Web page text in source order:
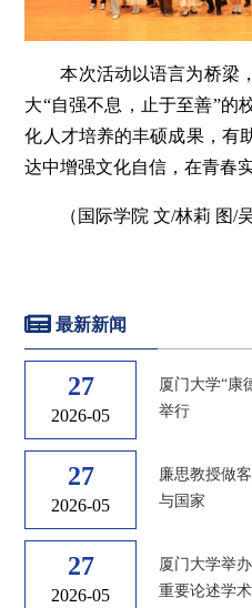
本次活动以语言为桥梁
大“自强不息，止于至善”的
化人才培养的丰硕成果，有
达中增强文化自信，在青春
（国际学院 文/林莉 图/
最新新闻
27
2026-05
厦门大学“康
举行
27
2026-05
廉思教授做
与国家
27
2026-05
厦门大学举
重要论述学